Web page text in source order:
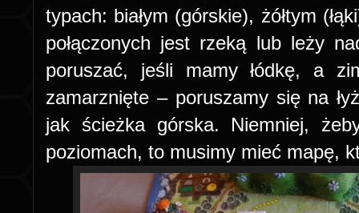
typach: białym (górskie), żółtym
połączonych jest rzeką lub leży
poruszać, jeśli mamy łódkę, a
zamarznięte – poruszamy się na
jak ścieżka górska. Niemniej,
poziomach, to musimy mieć mapę,